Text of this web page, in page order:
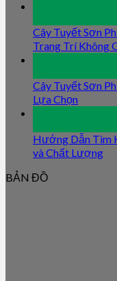
Cây Tuyết Sơn
Trang Trí Không
Cây Tuyết Sơn
Lựa Chọn
Hướng Dẫn Tìm
và Chất Lượng
BẢN ĐỒ